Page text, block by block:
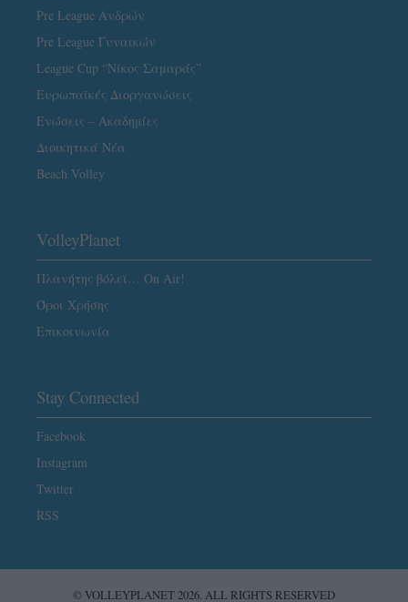
Pre League Ανδρών
Pre League Γυναικών
League Cup “Νίκος Σαμαράς”
Ευρωπαϊκές Διοργανώσεις
Ενώσεις – Ακαδημίες
Διοικητικά Νέα
Beach Volley
VolleyPlanet
Πλανήτης βόλεϊ… On Air!
Όροι Χρήσης
Επικοινωνία
Stay Connected
Facebook
Instagram
Twitter
RSS
© VOLLEYPLANET 2026. ALL RIGHTS RESERVED